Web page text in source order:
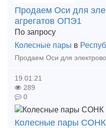
Продаем Оси для
агрегатов ОПЭ1
По запросу
Колесные пары в
19.01.21
289
0
Колесные пары СОНК